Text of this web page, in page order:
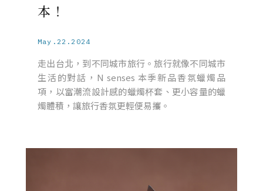
本！
May.22.2024
走出台北，到不同城市旅行。旅行就像不同城市
生活的對話，N senses 本季新品香氛蠟燭品
項，以富潮流設計感的蠟燭杯套、更小容量的蠟
燭體積，讓旅行香氛更輕便易攜。